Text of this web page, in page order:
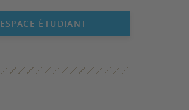
ESPACE ÉTUDIANT